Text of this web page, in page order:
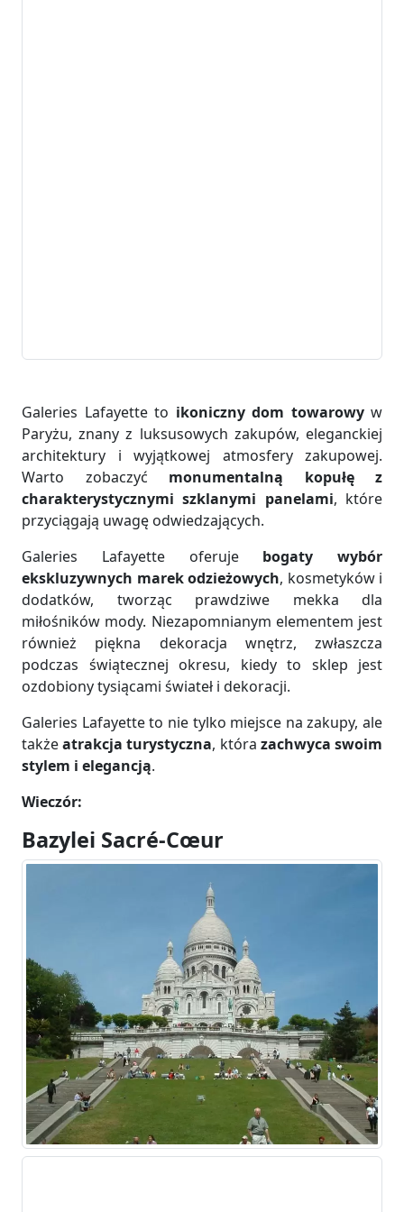
Galeries Lafayette to ikoniczny dom towarowyw
Paryżu, znany z luksusowych zakupów, eleganckiej
architektury i wyjątkowej atmosfery zakupowej.
Warto zobaczyć monumentalną kopułę z
charakterystycznymi szklanymi panelami, które
przyciągają uwagę odwiedzających.
Galeries Lafayette oferuje bogaty wybór
ekskluzywnych marek odzieżowych, kosmetyków i
dodatków, tworząc prawdziwe mekka dla
miłośników mody. Niezapomnianym elementem jest
również piękna dekoracja wnętrz, zwłaszcza
podczas świątecznej okresu, kiedy to sklep jest
ozdobiony tysiącami świateł i dekoracji.
Galeries Lafayette to nie tylko miejsce na zakupy, ale
takżeatrakcja turystyczna, która zachwyca swoim
stylem i elegancją.
Wieczór:
Bazylei Sacré-Cœur